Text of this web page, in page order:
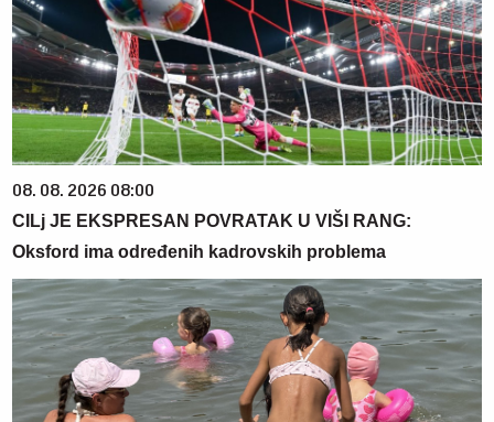
08. 08. 2026 08:00
CILj JE EKSPRESAN POVRATAK U VIŠI RANG:
Oksford ima određenih kadrovskih problema